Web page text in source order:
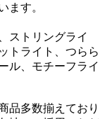
ます。
ストリングライ
トライト、つらら
ル、モチーフライ
品多数揃えており